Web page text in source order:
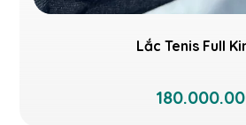
Lắc Tenis Full